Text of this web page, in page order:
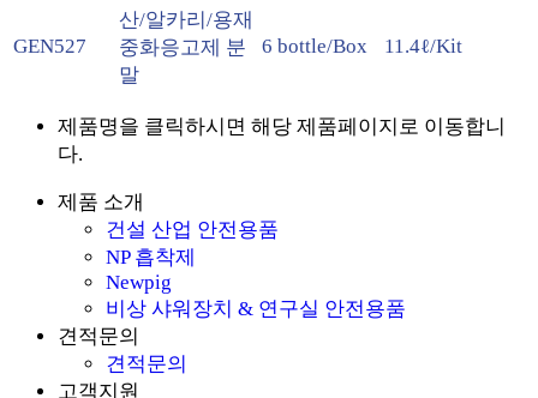
GEN527
산/알카리/용재
중화응고제 분
말
6 bottle/Box 11.4ℓ/Kit
제품명을 클릭하시면 해당 제품페이지로 이동합니
다.
제품 소개
건설 산업 안전용품
NP 흡착제
Newpig
비상 샤워장치 & 연구실 안전용품
견적문의
견적문의
고객지원